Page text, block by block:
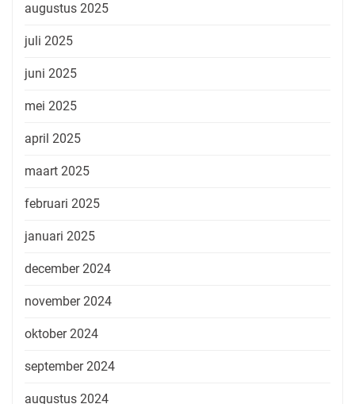
augustus 2025
juli 2025
juni 2025
mei 2025
april 2025
maart 2025
februari 2025
januari 2025
december 2024
november 2024
oktober 2024
september 2024
augustus 2024